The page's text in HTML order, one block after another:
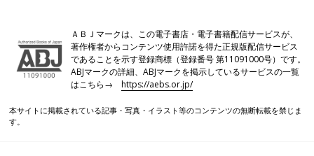
ＡＢＪマークは、この電子書店・電子書籍配信サービスが、
著作権者からコンテンツ使用許諾を得た正規版配信サービス
であることを示す登録商標（登録番号 第11091000号）です。
ABJマークの詳細、ABJマークを掲示しているサービスの一覧
はこちら→https://aebs.or.jp/
本サイトに掲載されている記事・写真・イラスト等のコンテンツの無断転載を禁じま
す。